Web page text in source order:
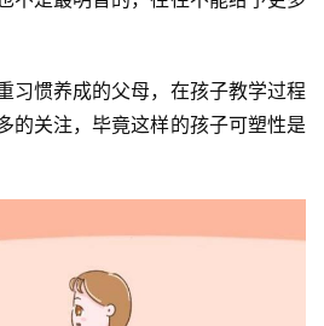
习惯养成的父母，在孩子教学过程
的关注，毕竟这样的孩子可塑性是